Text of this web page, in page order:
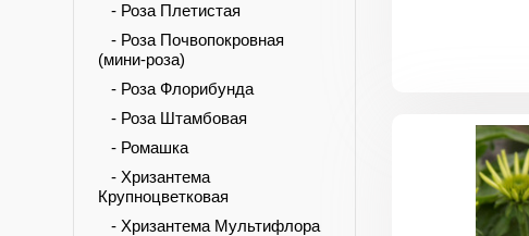
- Роза Плетистая
- Роза Почвопокровная
(мини-роза)
- Роза Флорибунда
- Роза Штамбовая
- Ромашка
- Хризантема
Крупноцветковая
- Хризантема Мультифлора